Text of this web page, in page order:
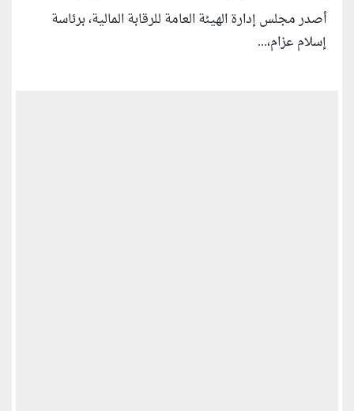
أصدر مجلس إدارة الهيئة العامة للرقابة المالية، برئاسة
إسلام عزام،...